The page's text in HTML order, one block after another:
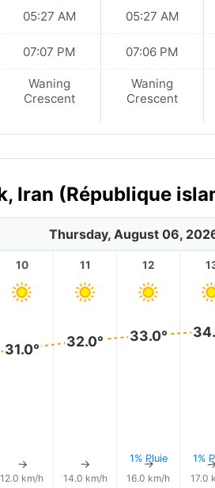
05:27 AM
07:07 PM
Waning
Crescent
05:27 AM
07:06 PM
Waning
Crescent
Iran (République
Thursday, August 06,
10
31.0°
↑
12.0 km/h
11
32.0°
↑
14.0 km/h
12
33.0°
1% Pluie
↑
16.0 km/h
1%
17.0